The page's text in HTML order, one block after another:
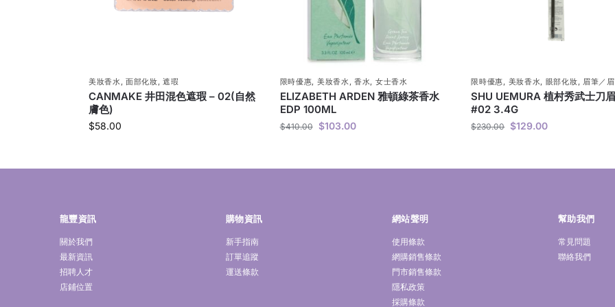
美妝香水 ,面部化妝 ,遮瑕
CANMAKE 井田混色遮瑕 – 02(自然
膚色)
$58.00
限時優惠 美妝香水 ,香水 女士香水
ELIZABETH ARDEN 雅頓綠茶香水
EDP 100ML
$410.00 $103.00
限時優惠 美妝香水 眼部化妝 眉筆／
SHU UEMURA 植村秀武士刀
#02 3.4G
$230.00 $129.00
龍豐資訊
關於我們
最新資訊
招聘人才
店鋪位置
購物資訊
新手指南
訂單追蹤
運送條款
網站聲明
使用條款
網購銷售條款
門市銷售條款
隱私政策
採購條款
幫助我們
常見問題
聯絡我們